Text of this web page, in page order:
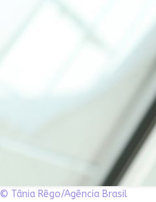
© Tânia Rêgo/Agência Brasil